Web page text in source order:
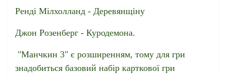
Ренді Мілхолланд - Деревянщіну
Джон Розенберг - Куродемона.
"Манчкин 3" є розширенням, тому для гри
знадобиться базовий набір карткової гри